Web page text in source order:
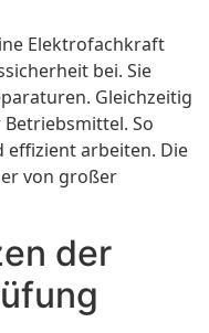
Elektrofachkraft
bei. Sie
Gleichzeitig
So
effizient arbeiten. Die
von großer
der